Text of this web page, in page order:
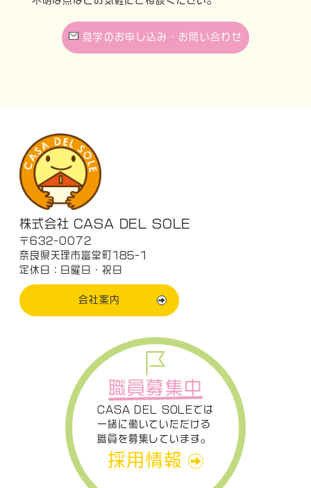
見学のお申し込み・お問い合わせ
株式会社 CASA DEL SOLE
〒632-0072
奈良県天理市富堂町185-1
定休日：日曜日・祝日
会社案内
職員募集中
CASA DEL SOLEでは
一緒に働いていただける
職員を募集しています。
採用情報